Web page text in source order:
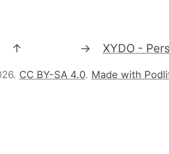
↑ →
CC BY-SA 4.0. Made with